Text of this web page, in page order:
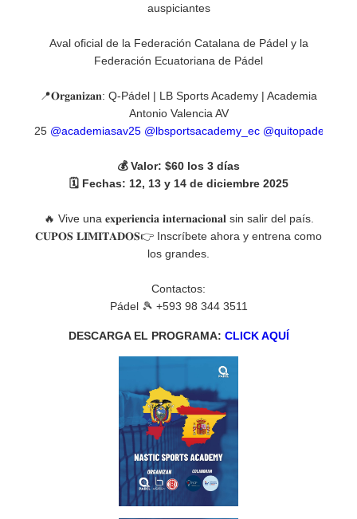
auspiciantes
Aval oficial de la Federación Catalana de Pádel y la
Federación Ecuatoriana de Pádel
📍𝐎𝐫𝐠𝐚𝐧𝐢𝐳𝐚𝐧: Q-Pádel | LB Sports Academy | Academia
Antonio Valencia AV
25 @academiasav25 @lbsportsacademy_ec @quitopadel
💰 Valor: $60 los 3 días
🗓️ Fechas: 12, 13 y 14 de diciembre 2025
🔥 Vive una 𝐞𝐱𝐩𝐞𝐫𝐢𝐞𝐧𝐜𝐢𝐚 𝐢𝐧𝐭𝐞𝐫𝐧𝐚𝐜𝐢𝐨𝐧𝐚𝐥 sin salir del país.
𝐂𝐔𝐏𝐎𝐒 𝐋𝐈𝐌𝐈𝐓𝐀𝐃𝐎𝐒👉 Inscríbete ahora y entrena como
los grandes.
Contactos:
Pádel 🎾 +593 98 344 3511
DESCARGA EL PROGRAMA: CLICK AQUÍ